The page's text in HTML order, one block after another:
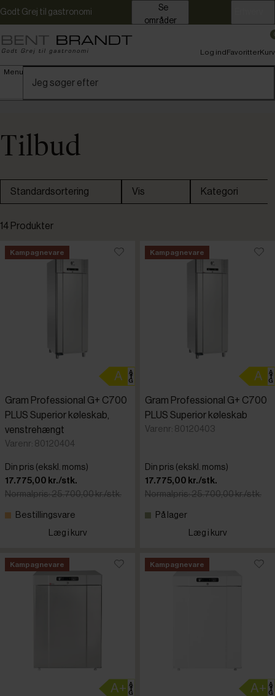
Godt Grej til gastronomi
områder
Menu
Log indFavoritterKurv
Tilbud
Standardsortering
Tilføjet for nylig
Varenr.
Vis
Kategori
14 Produkter
Kampagnevare
Gram Professional G+ C700
PLUS Superior køleskab,
venstrehængt
Varenr: 80120404
Din pris (ekskl. moms)
17.775,00 kr./stk.
Normalpris: 25.700,00 kr./stk.
Bestillingsvare
Læg i kurv
Kampagnevare
Gram Professional G+ C700
PLUS Superior køleskab
Varenr: 80120403
Din pris (ekskl. moms)
17.775,00 kr./stk.
Normalpris: 25.700,00 kr./stk.
På lager
Læg i kurv
Kampagnevare Kampagnevare